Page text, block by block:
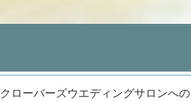
クローバーズウエディングサロンへの